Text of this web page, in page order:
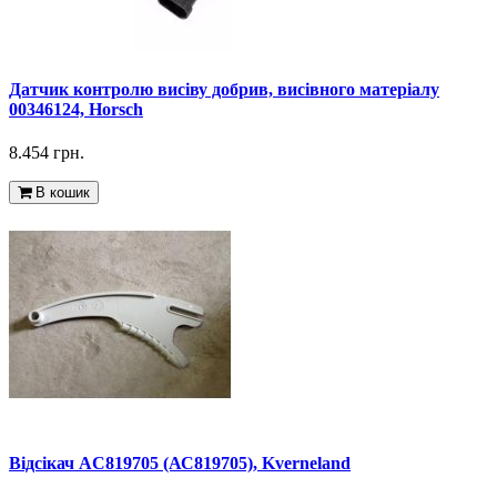
Датчик контролю висіву добрив, висівного матеріалу
00346124, Horsch
8.454 грн.
В кошик
Відсікач AC819705 (АС819705), Kverneland